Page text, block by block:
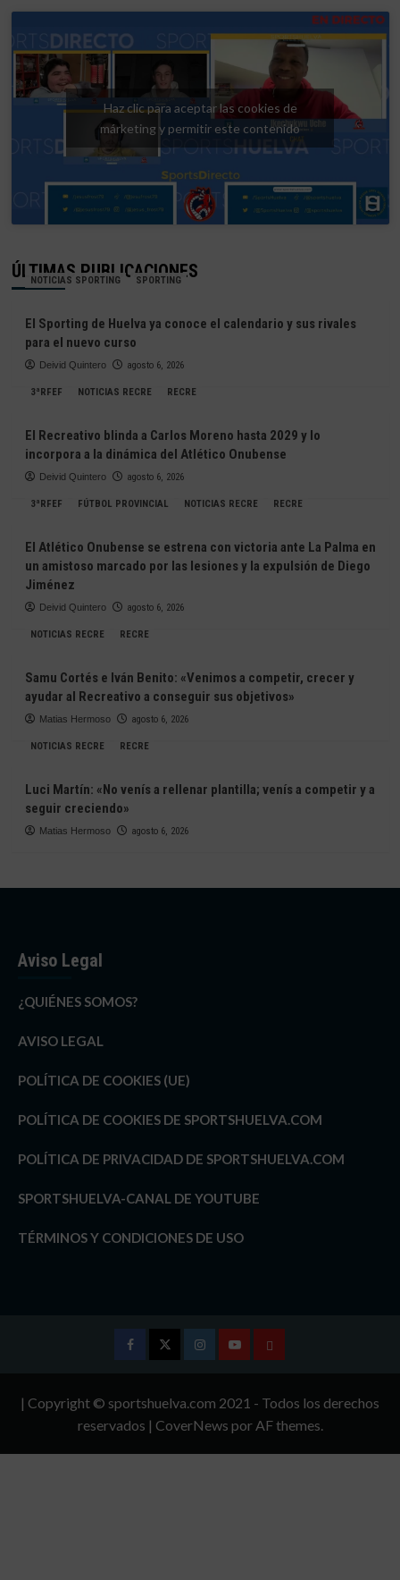
Haz clic para aceptar las cookies de
márketing y permitir este contenido
ÚLTIMAS PUBLICACIONES
NOTICIAS SPORTING SPORTING
El Sporting de Huelva ya conoce el calendario y sus rivales
para el nuevo curso
Deivid Quintero agosto 6, 2026
3ªRFEF NOTICIAS RECRE RECRE
El Recreativo blinda a Carlos Moreno hasta 2029 y lo
incorpora a la dinámica del Atlético Onubense
Deivid Quintero agosto 6, 2026
3ªRFEF FÚTBOL PROVINCIAL NOTICIAS RECRE RECRE
El Atlético Onubense se estrena con victoria ante La Palma en
un amistoso marcado por las lesiones y la expulsión de Diego
Jiménez
Deivid Quintero agosto 6, 2026
NOTICIAS RECRE RECRE
Samu Cortés e Iván Benito: «Venimos a competir, crecer y
ayudar al Recreativo a conseguir sus objetivos»
Matias Hermoso agosto 6, 2026
NOTICIAS RECRE RECRE
Luci Martín: «No venís a rellenar plantilla; venís a competir y a
seguir creciendo»
Matias Hermoso agosto 6, 2026
Aviso Legal
¿QUIÉNES SOMOS?
AVISO LEGAL
POLÍTICA DE COOKIES (UE)
POLÍTICA DE COOKIES DE SPORTSHUELVA.COM
POLÍTICA DE PRIVACIDAD DE SPORTSHUELVA.COM
SPORTSHUELVA-CANAL DE YOUTUBE
TÉRMINOS Y CONDICIONES DE USO
InstagramYoutubeTÉRMINOS
CONDICIONES
| Copyright © sportshuelva.com 2021 - Todos los derechos
reservados | CoverNews por AF themes.